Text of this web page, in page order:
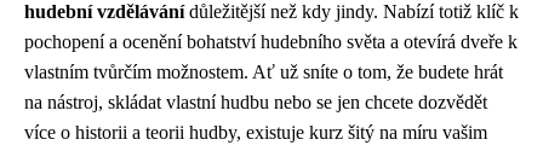
hudební vzdělávánídůležitější než kdy jindy. Nabízí totiž klíč k
pochopení a ocenění bohatství hudebního světa a otevírá dveře k
vlastním tvůrčím možnostem. Ať už sníte o tom, že budete hrát
na nástroj, skládat vlastní hudbu nebo se jen chcete dozvědět
více o historii a teorii hudby, existuje kurz šitý na míru vašim